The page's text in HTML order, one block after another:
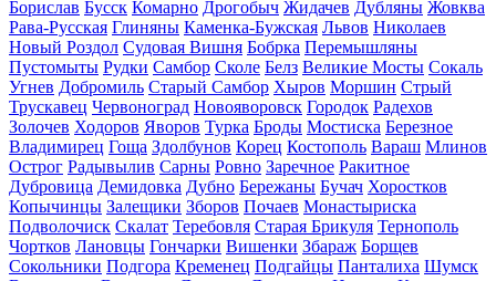
Борислав Бусск Комарно Дрогобыч Жидачев Дубляны Жовква
Рава-Русская Глиняны Каменка-Бужская Львов Николаев
Новый Роздол Судовая Вишня Бобрка Перемышляны
Пустомыты Рудки Самбор Сколе Белз Великие Мосты Сокаль
Угнев Добромиль Старый Самбор Хыров Моршин Стрый
Трускавец Червоноград Новояворовск Городок Радехов
Золочев Ходоров Яворов Турка Броды Мостиска Березное
Владимирец Гоща Здолбунов Корец Костополь Вараш Млинов
Острог Радывылив Сарны Ровно Заречное Ракитное
Дубровица Демидовка Дубно Бережаны Бучач Хоростков
Копычинцы Залещики Зборов Почаев Монастыриска
Подволочиск Скалат Теребовля Старая Брикуля Тернополь
Чортков Лановцы Гончарки Вишенки Збараж Борщев
Сокольники Подгора Кременец Подгайцы Панталиха Шумск